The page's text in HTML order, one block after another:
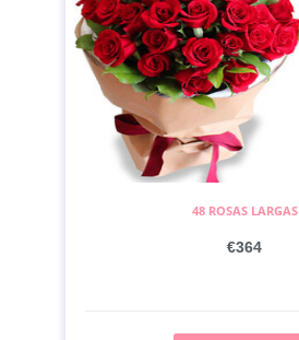
48 ROSAS LARGAS
€364